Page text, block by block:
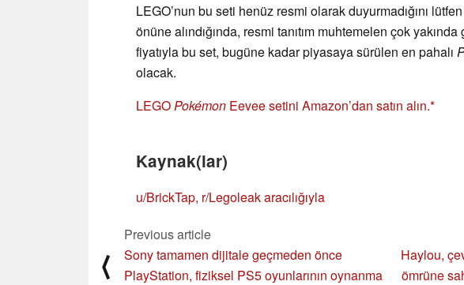
LEGO’nun bu seti henüz resmi olarak duyurmadığını
önüne alındığında, resmi tanıtım muhtemelen çok
fiyatıyla bu set, bugüne kadar piyasaya sürülen en pahalı
olacak.
LEGOPokémon Eevee setini Amazon’dan satın alın.
Kaynak(lar)
u/BrickTap, r/Legoleak aracılığıyla
⟨
Previous article
Sony tamamen dijitale geçmeden önce
PlayStation, fiziksel PS5 oyunlarının oynanma
Haylou,
ömrüne